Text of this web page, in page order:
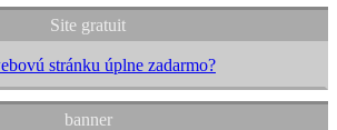
Site gratuit
banner